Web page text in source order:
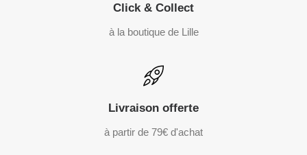
Click & Collect
à la boutique de Lille
Livraison offerte
à partir de 79€ d'achat